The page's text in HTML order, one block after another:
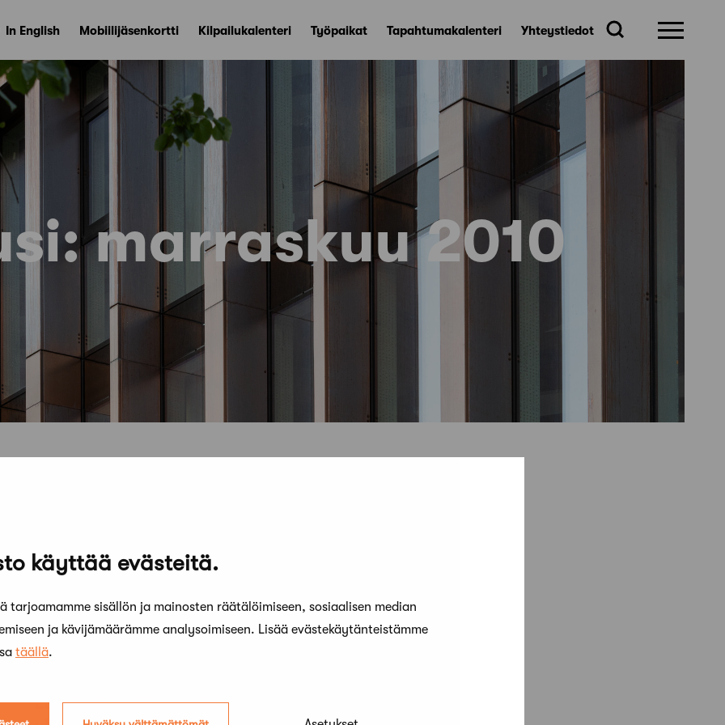
käyttää evästeitä.
tarjoamamme sisällön ja mainosten räätälöimiseen, sosiaalisen median
ja kävijämäärämme analysoimiseen. Lisää evästekäytänteistämme
täällä.
In English Mobiilijäsenkortti Kilpailukalenteri Työpaikat Tapahtumakalenteri Yhteystiedot
marraskuu 2010
Lausunto selvityksestä Aalto -